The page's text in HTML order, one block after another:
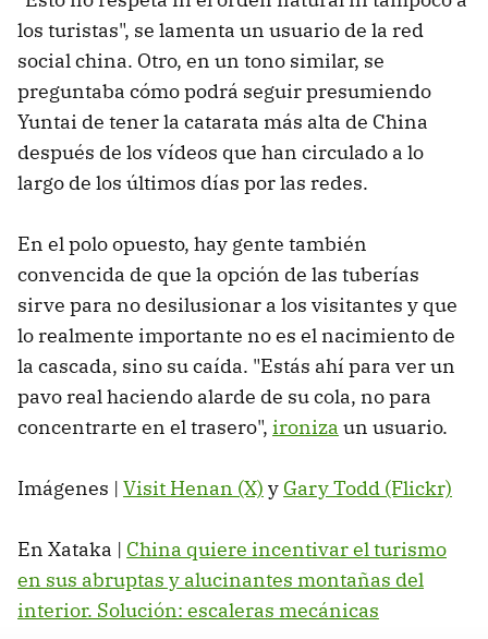
los turistas", se lamenta un usuario de la red
social china. Otro, en un tono similar, se
preguntaba cómo podrá seguir presumiendo
Yuntai de tener la catarata más alta de China
después de los vídeos que han circulado a lo
largo de los últimos días por las redes.
En el polo opuesto, hay gente también
convencida de que la opción de las tuberías
sirve para no desilusionar a los visitantes y que
lo realmente importante no es el nacimiento de
la cascada, sino su caída. "Estás ahí para ver un
pavo real haciendo alarde de su cola, no para
concentrarte en el trasero", ironiza un usuario.
Imágenes | Visit Henan (X) y Gary Todd (Flickr)
En Xataka | China quiere incentivar el turismo
en sus abruptas y alucinantes montañas del
interior. Solución: escaleras mecánicas